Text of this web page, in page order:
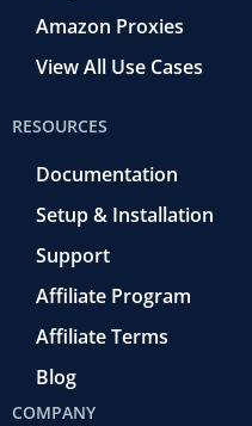
Amazon Proxies
View All Use Cases
RESOURCES
Documentation
Setup & Installation
Support
Affiliate Program
Affiliate Terms
Blog
COMPANY